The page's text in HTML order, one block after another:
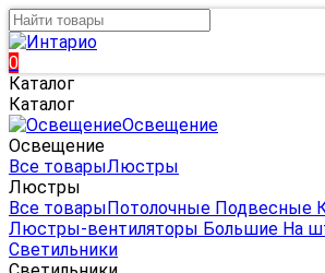
0
Каталог
Каталог
Освещение
Освещение
Все товарыЛюстры
Люстры
Все товарыПотолочные Подвесные
Люстры-вентиляторы Большие На
Светильники